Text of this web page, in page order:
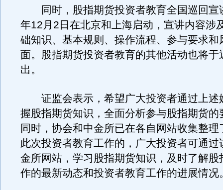
同时，股指期货投资者教育全国巡回宣
年12月2日在北京和上海启动，宣讲内容涉
础知识、基本规则、操作流程、参与要求和
面。股指期货投资者教育的其他活动也将于
出。
证监会表示，希望广大投资者通过上述
握股指期货知识，全面分析参与股指期货的
同时，协会和中金所已在各自网站收集整理
此次投资者教育工作的，广大投资者可通过
金所网站，学习股指期货知识，及时了解股
作的最新动态和投资者教育工作的进展情况